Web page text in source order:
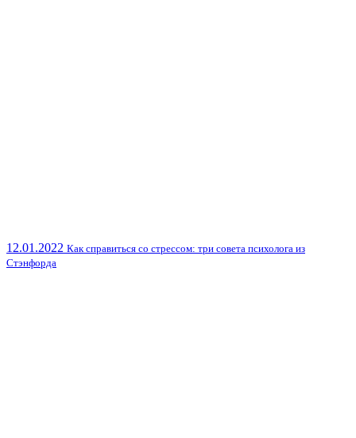
12.01.2022 Как справиться со стрессом: три совета психолога из
Стэнфорда